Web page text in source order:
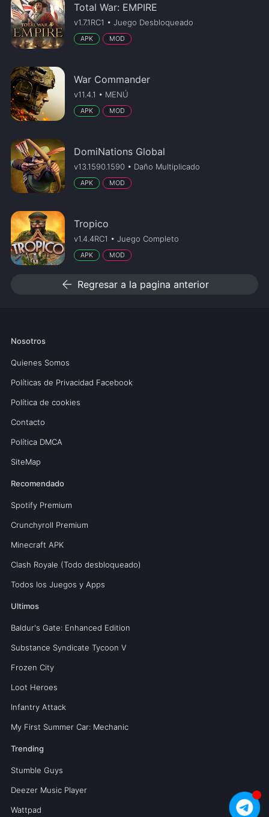
Total War: EMPIRE
v1.7.1RC1 • Juego Desbloqueado
APK MOD
War Commander
v11.4.1 • MENÚ
APK MOD
DomiNations Global
v13.1590.1590 • Daño Multiplicado
APK MOD
Tropico
v1.4.4RC1 • Juego Completo
APK MOD
arrow_back Regresar a la pagina anterior
Nosotros
Quienes Somos
Políticas de Privacidad Facebook
Política de cookies
Contacto
Política DMCA
SiteMap
Recomendado
Spotify Premium
Crunchyroll Premium
Minecraft APK
Clash Royale (Todo desbloqueado)
Todos los Juegos y Apps
Ultimos
Baldur's Gate: Enhanced Edition
Substance Syndicate Tycoon V
Frozen City
Loot Heroes
Infantry Attack
My First Summer Car: Mechanic
Trending
Stumble Guys
Deezer Music Player
Wattpad